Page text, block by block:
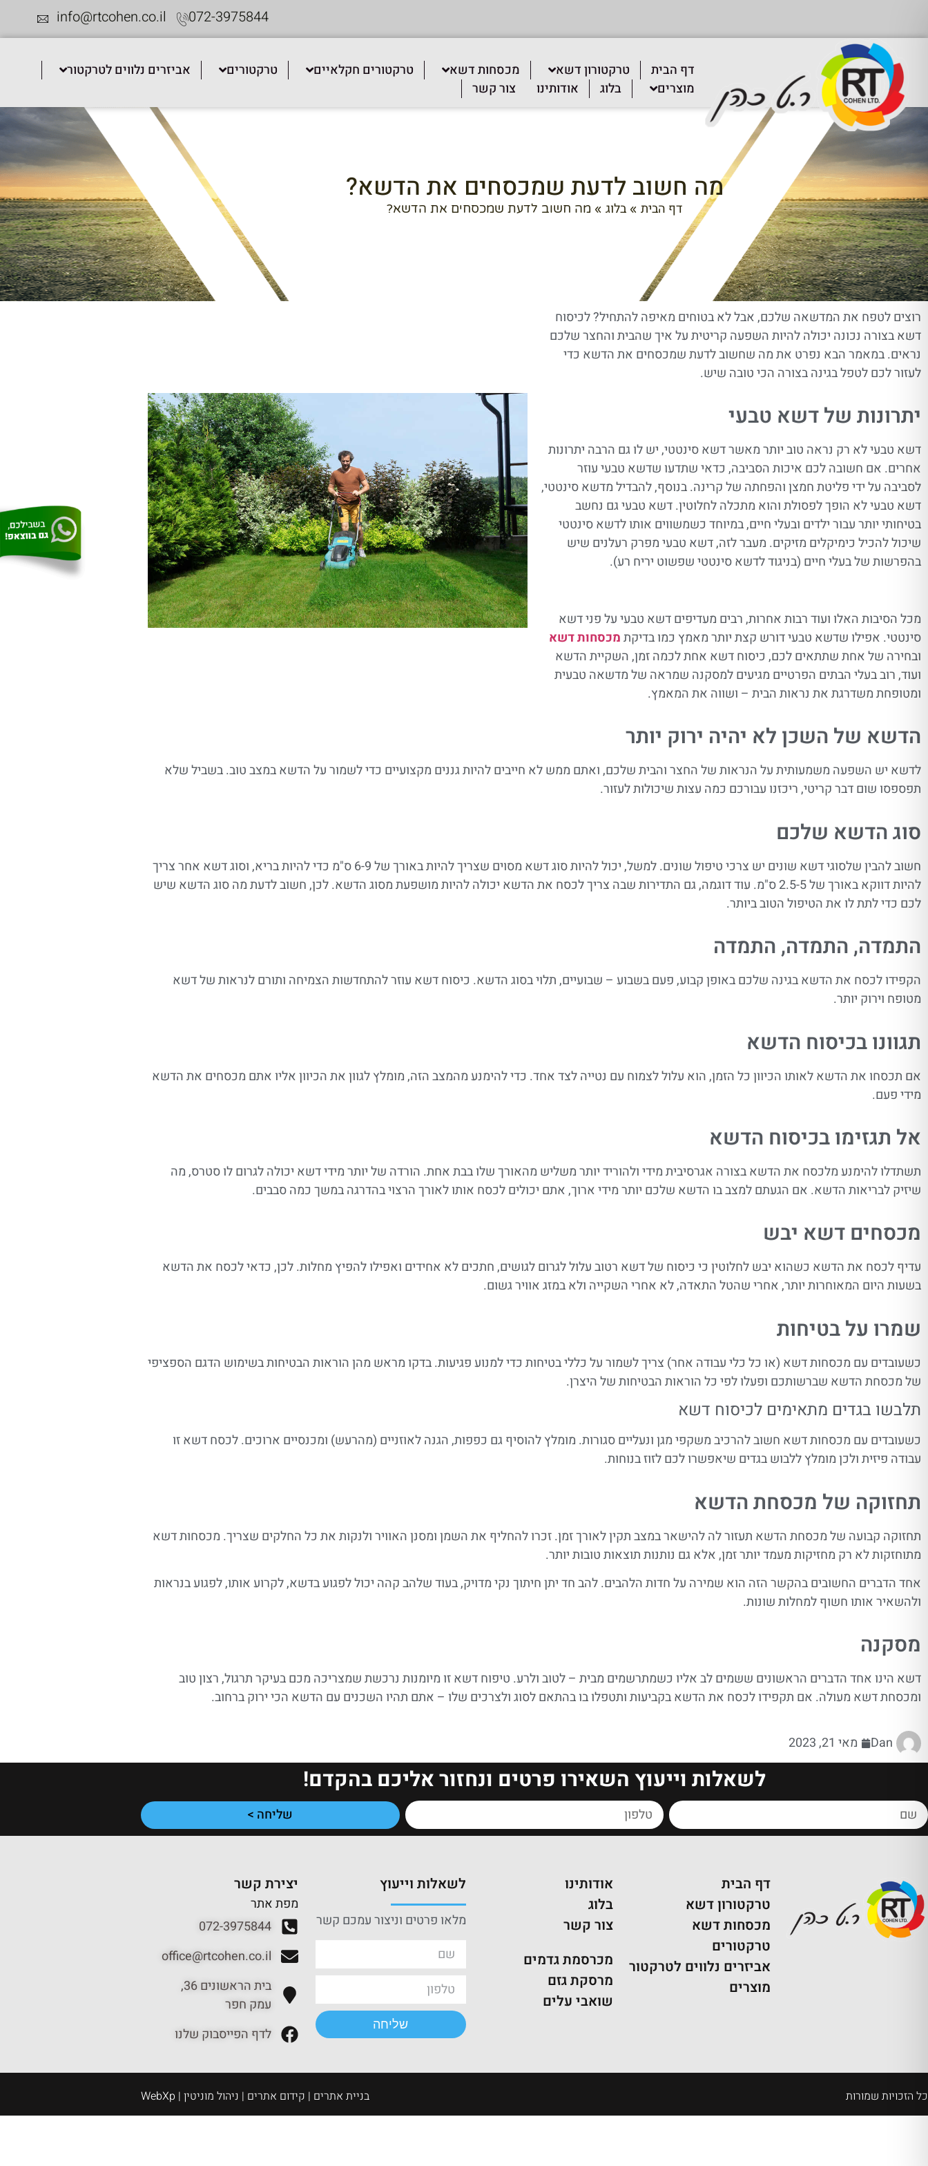
072-3975844
info@rtcohen.co.il
דף הבית טרקטורון דשא מכסחות דשא טרקטורים חקלאיים טרקטורים
אביזרים נלווים לטרקטור
מוצרים
בלוג אודותינו צור קשר
מה חשוב לדעת שמכסחים את הדשא?
דף הבית » בלוג » מה חשוב לדעת שמכסחים את הדשא?
רוצים לטפח את המדשאה שלכם, אבל לא בטוחים מאיפה להתחיל? לכיסוח
דשא בצורה נכונה יכולה להיות השפעה קריטית על איך שהבית והחצר שלכם
נראים. במאמר הבא נפרט את מה שחשוב לדעת שמכסחים את הדשא כדי
לעזור לכם לטפל בגינה בצורה הכי טובה שיש.
יתרונות של דשא טבעי
דשא טבעי לא רק נראה טוב יותר מאשר דשא סינטטי, יש לו גם הרבה יתרונות
אחרים. אם חשובה לכם איכות הסביבה, כדאי שתדעו שדשא טבעי עוזר
לסביבה על ידי פליטת חמצן והפחתה של קרינה. בנוסף, להבדיל מדשא סינטטי,
דשא טבעי לא הופך לפסולת והוא מתכלה לחלוטין. דשא טבעי גם נחשב
בטיחותי יותר עבור ילדים ובעלי חיים, במיוחד כשמשווים אותו לדשא סינטטי
שיכול להכיל כימיקלים מזיקים. מעבר לזה, דשא טבעי מפרק רעלנים שיש
בהפרשות של בעלי חיים (בניגוד לדשא סינטטי שפשוט יריח רע).
מכל הסיבות האלו ועוד רבות אחרות, רבים מעדיפים דשא טבעי על פני דשא
סינטטי. אפילו שדשא טבעי דורש קצת יותר מאמץ כמו בדיקתמכסחות דשא
ובחירה של אחת שתתאים לכם, כיסוח דשא אחת לכמה זמן, השקיית הדשא
ועוד, רוב בעלי הבתים הפרטיים מגיעים למסקנה שמראה של מדשאה טבעית
ומטופחת משדרגת את נראות הבית – ושווה את המאמץ.
הדשא של השכן לא יהיה ירוק יותר
לדשא יש השפעה משמעותית על הנראות של החצר והבית שלכם, ואתם ממש לא חייבים להיות גננים מקצועיים כדי לשמור על הדשא במצב טוב. בשביל שלא
תפספסו שום דבר קריטי, ריכזנו עבורכם כמה עצות שיכולות לעזור.
סוג הדשא שלכם
חשוב להבין שלסוגי דשא שונים יש צרכי טיפול שונים. למשל, יכול להיות סוג דשא מסוים שצריך להיות באורך של 6-9 ס"מ כדי להיות בריא, וסוג דשא אחר צריך
להיות דווקא באורך של 2.5-5 ס"מ. עוד דוגמה, גם התדירות שבה צריך לכסח את הדשא יכולה להיות מושפעת מסוג הדשא. לכן, חשוב לדעת מה סוג הדשא שיש
לכם כדי לתת לו את הטיפול הטוב ביותר.
התמדה, התמדה, התמדה
הקפידו לכסח את הדשא בגינה שלכם באופן קבוע, פעם בשבוע – שבועיים, תלוי בסוג הדשא. כיסוח דשא עוזר להתחדשות הצמיחה ותורם לנראות של דשא
מטופח וירוק יותר.
תגוונו בכיסוח הדשא
אם תכסחו את הדשא לאותו הכיוון כל הזמן, הוא עלול לצמוח עם נטייה לצד אחד. כדי להימנע מהמצב הזה, מומלץ לגוון את הכיוון אליו אתם מכסחים את הדשא
מידי פעם.
אל תגזימו בכיסוח הדשא
תשתדלו להימנע מלכסח את הדשא בצורה אגרסיבית מידי ולהוריד יותר משליש מהאורך שלו בבת אחת. הורדה של יותר מידי דשא יכולה לגרום לו סטרס, מה
שיזיק לבריאות הדשא. אם הגעתם למצב בו הדשא שלכם יותר מידי ארוך, אתם יכולים לכסח אותו לאורך הרצוי בהדרגה במשך כמה סבבים.
מכסחים דשא יבש
עדיף לכסח את הדשא כשהוא יבש לחלוטין כי כיסוח של דשא רטוב עלול לגרום לגושים, חתכים לא אחידים ואפילו להפיץ מחלות. לכן, כדאי לכסח את הדשא
בשעות היום המאוחרות יותר, אחרי שהטל התאדה, לא אחרי השקייה ולא במזג אוויר גשום.
שמרו על בטיחות
כשעובדים עם מכסחות דשא (או כל כלי עבודה אחר) צריך לשמור על כללי בטיחות כדי למנוע פגיעות. בדקו מראש מהן הוראות הבטיחות בשימוש הדגם הספציפי
של מכסחת הדשא שברשותכם ופעלו לפי כל הוראות הבטיחות של היצרן.
תלבשו בגדים מתאימים לכיסוח דשא
כשעובדים עם מכסחות דשא חשוב להרכיב משקפי מגן ונעליים סגורות. מומלץ להוסיף גם כפפות, הגנה לאוזניים (מהרעש) ומכנסיים ארוכים. לכסח דשא זו
עבודה פיזית ולכן מומלץ ללבוש בגדים שיאפשרו לכם לזוז בנוחות.
תחזוקה של מכסחת הדשא
תחזוקה קבועה של מכסחת הדשא תעזור לה להישאר במצב תקין לאורך זמן. זכרו להחליף את השמן ומסנן האוויר ולנקות את כל החלקים שצריך. מכסחות דשא
מתוחזקות לא רק מחזיקות מעמד יותר זמן, אלא גם נותנות תוצאות טובות יותר.
אחד הדברים החשובים בהקשר הזה הוא שמירה על חדות הלהבים. להב חד יתן חיתוך נקי מדויק, בעוד שלהב קהה יכול לפגוע בדשא, לקרוע אותו, לפגוע בנראות
ולהשאיר אותו חשוף למחלות שונות.
מסקנה
דשא הינו אחד הדברים הראשונים ששמים לב אליו כשמתרשמים מבית – לטוב ולרע. טיפוח דשא זו מיומנות נרכשת שמצריכה מכם בעיקר תרגול, רצון טוב
ומכסחת דשא מעולה. אם תקפידו לכסח את הדשא בקביעות ותטפלו בו בהתאם לסוג ולצרכים שלו – אתם תהיו השכנים עם הדשא הכי ירוק ברחוב.
Dan מאי 21, 2023
לשאלות וייעוץ השאירו פרטים ונחזור אליכם בהקדם!
שליחה >
דף הבית
טרקטורון דשא
מכסחות דשא
טרקטורים
אביזרים נלווים לטרקטור
מוצרים
אודותינו
בלוג
צור קשר
מכרסמת גדמים
מרסקת גזם
שואבי עלים
לשאלות וייעוץ
מלאו פרטים וניצור עמכם קשר
שליחה
יצירת קשר
מפת אתר
072-3975844
office@rtcohen.co.il
בית הראשונים 36,
עמק חפר
לדף הפייסבוק שלנו
כל הזכויות שמורות בניית אתרים | קידום אתרים | ניהול מוניטין | WebXp